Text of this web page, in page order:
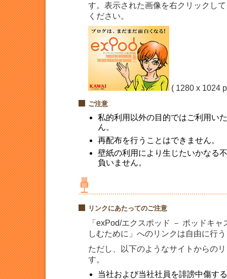
す。表示された画像を右クリックし
ください。
( 1280 x 1024
ご注意
私的利用以外の目的ではご利用い
ん。
再配布を行うことはできません。
壁紙の利用により生じたいかなる
負いません。
リンクにあたってのご注意
「exPod/エクスポッド － ポッドキ
しむために」へのリンクは自由に行
ただし、以下のようなサイトからの
す。
当社および当社社員を誹謗中傷す